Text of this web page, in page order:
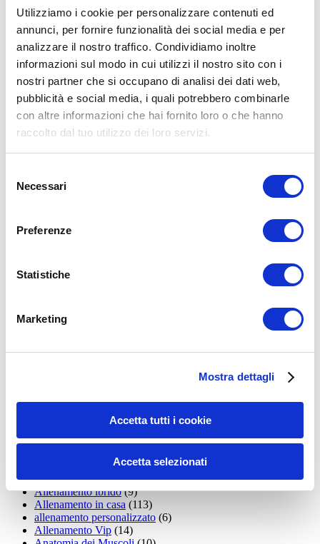
Utilizziamo i cookie per personalizzare contenuti ed
annunci, per fornire funzionalità dei social media e per
analizzare il nostro traffico. Condividiamo inoltre
informazioni sul modo in cui utilizzi il nostro sito con i
nostri partner che si occupano di analisi dei dati web,
pubblicità e social media, i quali potrebbero combinarle
con altre informazioni che hai fornito loro o che hanno
raccolto dal tuo utilizzo dei loro servizi.
delNecessari
Preferenze
Statistiche
Marketing
Mostra dettagli
Accetta tutti i cookie
Accetta selezionati
ALLENATI CON ME!
15WORKOUT
Addominali(99)
Allenamenti in Diretta(30)
(1.800)
Allenamento aerobico(16)
Allenamento Braccia(9)
Allenamento Donne(75)
Allenamento funzionale(6)
Allenamento ibrido(9)
Allenamento in casa (113)
allenamento personalizzato (6)
Allenamento Vip (14)